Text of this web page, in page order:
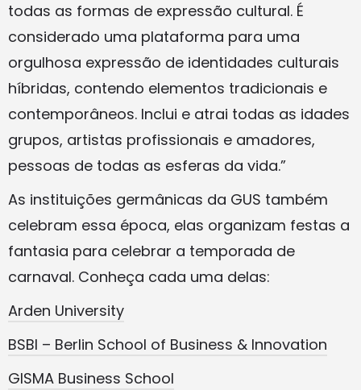
todas as formas de expressão cultural. É
considerado uma plataforma para uma
orgulhosa expressão de identidades culturais
híbridas, contendo elementos tradicionais e
contemporâneos. Inclui e atrai todas as idades
grupos, artistas profissionais e amadores,
pessoas de todas as esferas da vida.”
As instituições germânicas da GUS também
celebram essa época, elas organizam festas a
fantasia para celebrar a temporada de
carnaval. Conheça cada uma delas:
Arden University
BSBI – Berlin School of Business & Innovation
GISMA Business School